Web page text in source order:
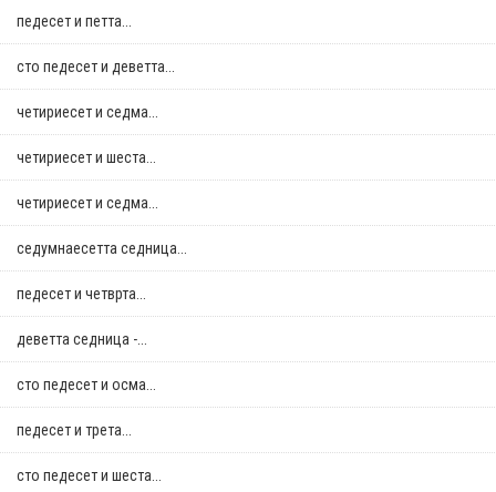
педесет и петта...
сто педесет и деветта...
четириесет и седма...
четириесет и шеста...
четириесет и седма...
седумнаесетта седница...
педесет и четврта...
деветта седница -...
сто педесет и осма...
педесет и трета...
сто педесет и шеста...